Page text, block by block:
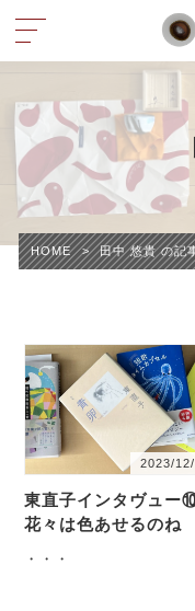
HOME > 田中 悠貴 の記
2023/
東直子インタヴュー
花々は色あせるのね
・・・